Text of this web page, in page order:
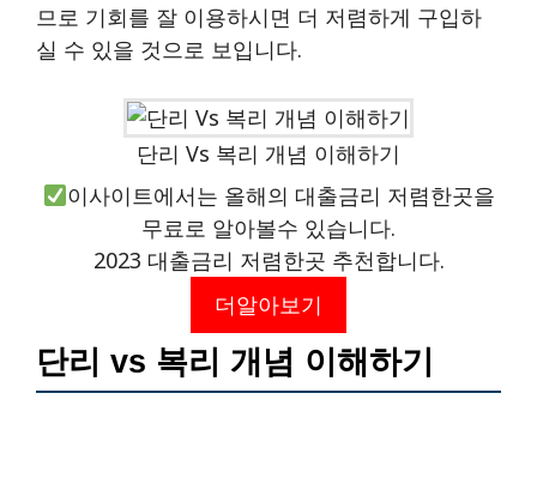
므로 기회를 잘 이용하시면 더 저렴하게 구입하
실 수 있을 것으로 보입니다.
단리 Vs 복리 개념 이해하기
이사이트에서는 올해의 대출금리 저렴한곳을
무료로 알아볼수 있습니다.
2023 대출금리 저렴한곳 추천합니다.
더알아보기
단리 vs 복리 개념 이해하기